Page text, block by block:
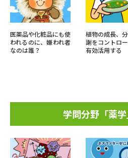
医薬品や化粧品にも使
われるのに、嫌われ者
なのは誰？
植物の成長、
謝をコントロ
有効活用する
学問分野「薬